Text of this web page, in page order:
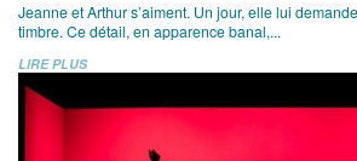
Jeanne et Arthur s’aiment. Un jour, elle lui
timbre. Ce détail, en apparence banal,...
LIRE PLUS